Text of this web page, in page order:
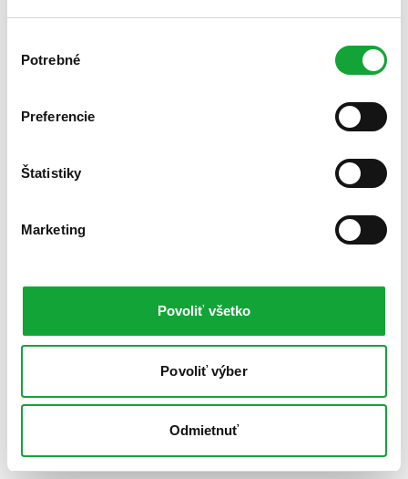
súhlasu
Potrebné
Preferencie
Štatistiky
Marketing
Povoliť všetko
Povoliť výber
Odmietnuť